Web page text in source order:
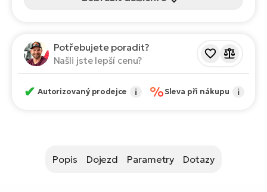
Potřebujete poradit?
Našli jste lepší cenu?
✔ Autorizovaný prodejce i %Sleva při nákupu i
Popis Dojezd Parametry Dotazy